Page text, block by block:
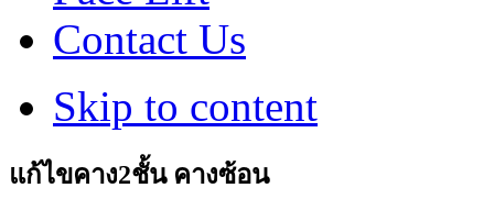
Contact Us
Skip to content